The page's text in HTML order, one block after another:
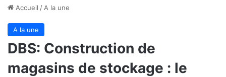
Accueil / A la une
A la une
DBS: Construction de
magasins de stockage : le